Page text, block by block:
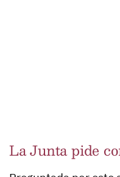
La Junta pide